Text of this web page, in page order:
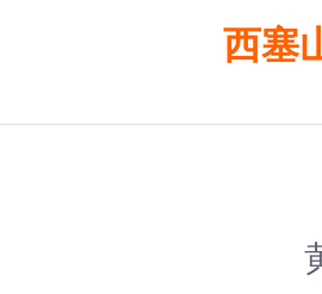
西塞